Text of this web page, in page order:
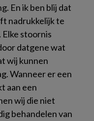
En ik ben blij dat
nadrukkelijk te
stoornis
datgene wat
wij kunnen
Wanneer er een
aan een
wij die niet
behandelen van